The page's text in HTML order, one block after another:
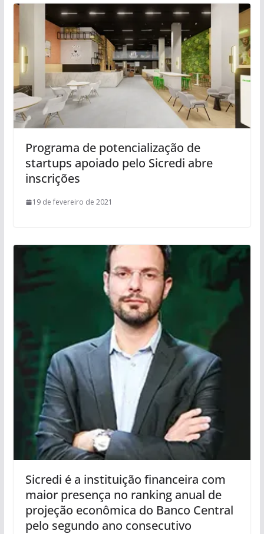
Programa de potencialização de
startups apoiado pelo Sicredi abre
inscrições
19 de fevereiro de 2021
Sicredi é a instituição financeira com
maior presença no ranking anual de
projeção econômica do Banco Central
pelo segundo ano consecutivo